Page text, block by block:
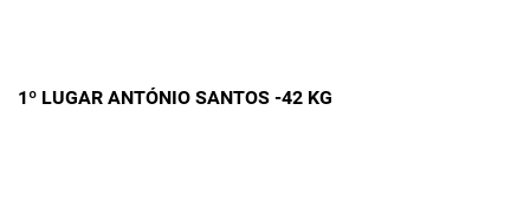
1º LUGAR ANTÓNIO SANTOS -42 KG